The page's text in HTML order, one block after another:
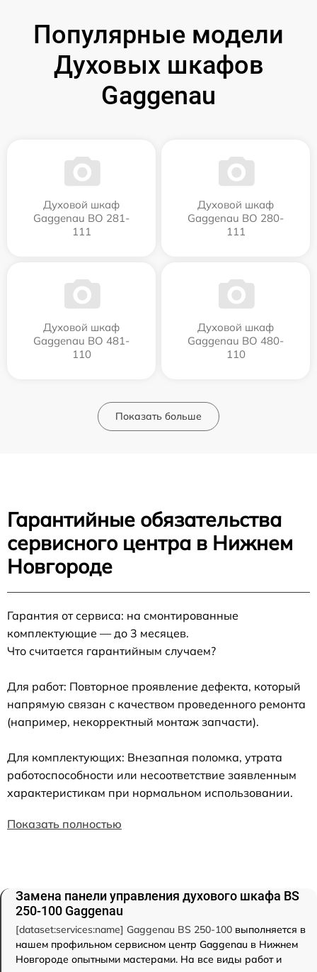
Популярные модели
Духовых шкафов
Gaggenau
Духовой шкаф
Gaggenau BO 281-
111
Духовой шкаф
Gaggenau BO 280-
111
Духовой шкаф
Gaggenau BO 481-
110
Духовой шкаф
Gaggenau BO 480-
110
Показать больше
Гарантийные обязательства
сервисного центра в Нижнем
Новгороде
Гарантия от сервиса: на смонтированные
комплектующие — до 3 месяцев.
Что считается гарантийным случаем?
Для работ: Повторное проявление дефекта, который
напрямую связан с качеством проведенного ремонта
(например, некорректный монтаж запчасти).
Для комплектующих: Внезапная поломка, утрата
работоспособности или несоответствие заявленным
характеристикам при нормальном использовании.
Показать полностью
Замена панели управления духового шкафа BS
250-100 Gaggenau
[dataset:services:name] Gaggenau BS 250-100 выполняется в
нашем профильном сервисном центр Gaggenau в Нижнем
Новгороде опытными мастерами. На все виды работ и